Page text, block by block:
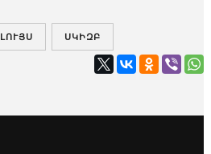
ԼՈՒՅՍ ՍԿԻԶԲ